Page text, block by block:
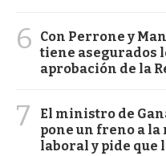
6
Con Perrone y
tiene asegurados
aprobación de la
7
El ministro de
pone un freno a
laboral y pide que